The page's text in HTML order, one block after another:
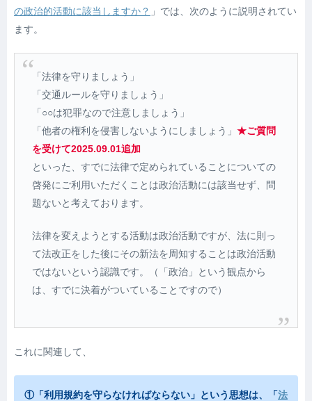
の政治的活動に該当しますか？ 」では、次のように説明されてい
ます。
「法律を守りましょう」
「交通ルールを守りましょう」
「○○は犯罪なので注意しましょう」
「他者の権利を侵害しないようにしましょう」★ご質問
を受けて2025.09.01追加
といった、すでに法律で定められていることについての
啓発にご利用いただくことは政治活動には該当せず、問
題ないと考えております。
法律を変えようとする活動は政治活動ですが、法に則っ
て法改正をした後にその新法を周知することは政治活動
ではないという認識です。（「政治」という観点から
は、すでに決着がついていることですので）
これに関連して、
①「利用規約を守らなければならない」という思想は、「法